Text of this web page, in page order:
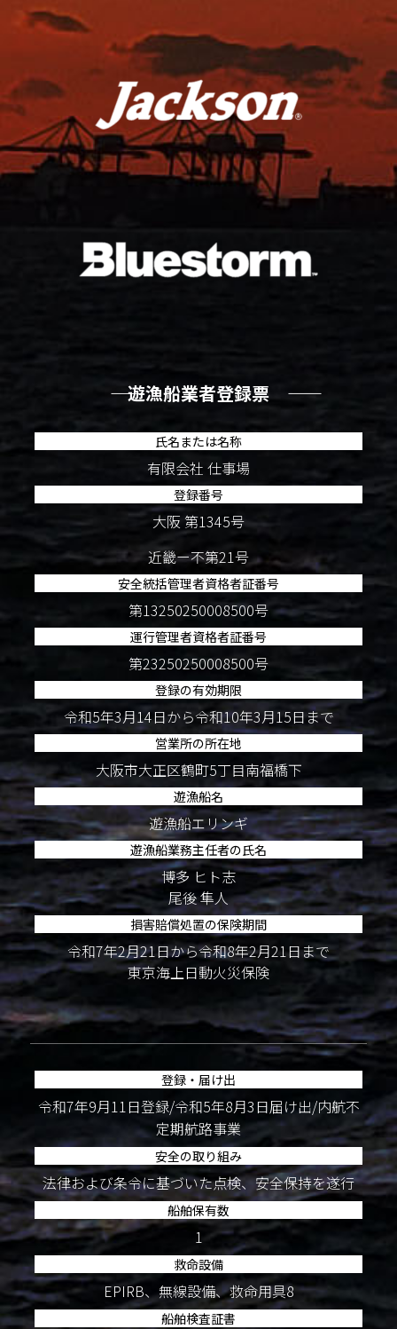
―― 遊漁船業者登録票 ――
氏名または名称
有限会社 仕事場
登録番号
大阪 第1345号
近畿ー不第21号
安全統括管理者資格者証番号
第13250250008500号
運行管理者資格者証番号
第23250250008500号
登録の有効期限
令和5年3月14日から令和10年3月15日まで
営業所の所在地
大阪市大正区鶴町5丁目南福橋下
遊漁船名
遊漁船エリンギ
遊漁船業務主任者の氏名
博多 ヒト志
尾後 隼人
損害賠償処置の保険期間
令和7年2月21日から令和8年2月21日まで
東京海上日動火災保険
登録・届け出
令和7年9月11日登録/令和5年8月3日届け出/内航不
定期航路事業
安全の取り組み
法律および条令に基づいた点検、安全保持を遂行
船舶保有数
1
救命設備
EPIRB、無線設備、救命用具8
船舶検査証書